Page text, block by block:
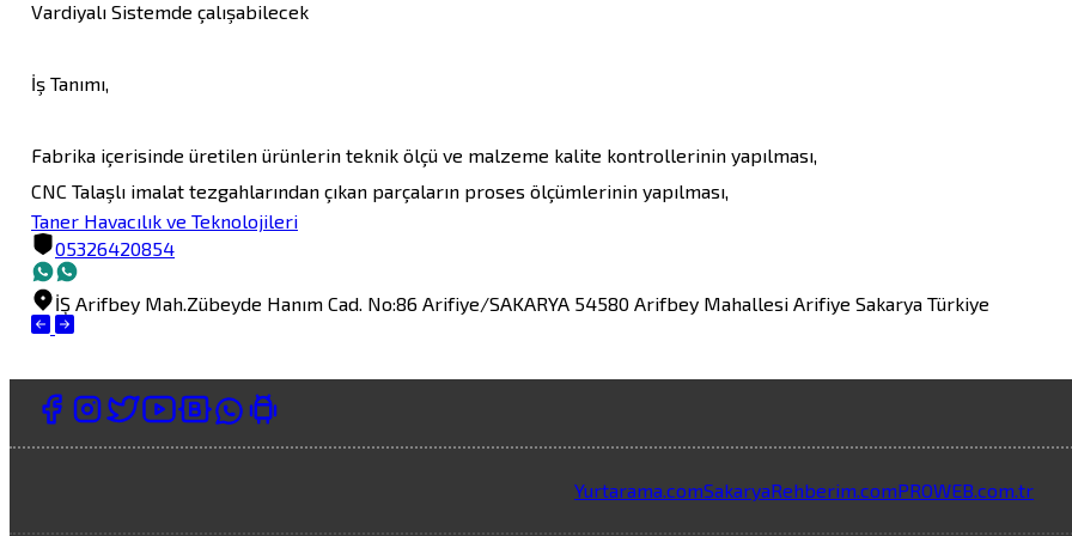
Vardiyalı Sistemde çalışabilecek
İş Tanımı,
Fabrika içerisinde üretilen ürünlerin teknik ölçü ve malzeme kalite kontrollerinin yapılması,
CNC Talaşlı imalat tezgahlarından çıkan parçaların proses ölçümlerinin yapılması,
Taner Havacılık ve Teknolojileri
05326420854
İŞ Arifbey Mah.Zübeyde Hanım Cad. No:86 Arifiye/SAKARYA 54580 Arifbey Mahallesi Arifiye Sakarya Türkiye
Yurtarama.comSakaryaRehberim.comPROWEB.com.tr